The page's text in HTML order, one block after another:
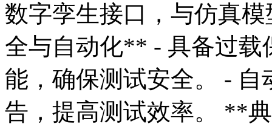
数字孪生接口，与仿真
全与自动化** - 具备过载
能，确保测试安全。 -
告，提高测试效率。 **